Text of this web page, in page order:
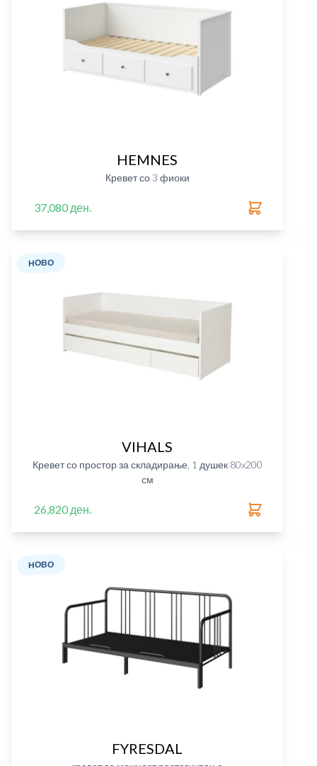
HEMNES
Кревет со 3 фиоки
37,080 ден.
НОВО
VIHALS
Кревет со простор за складирање, 1 душек 80x200
см
26,820 ден.
НОВО
FYRESDAL